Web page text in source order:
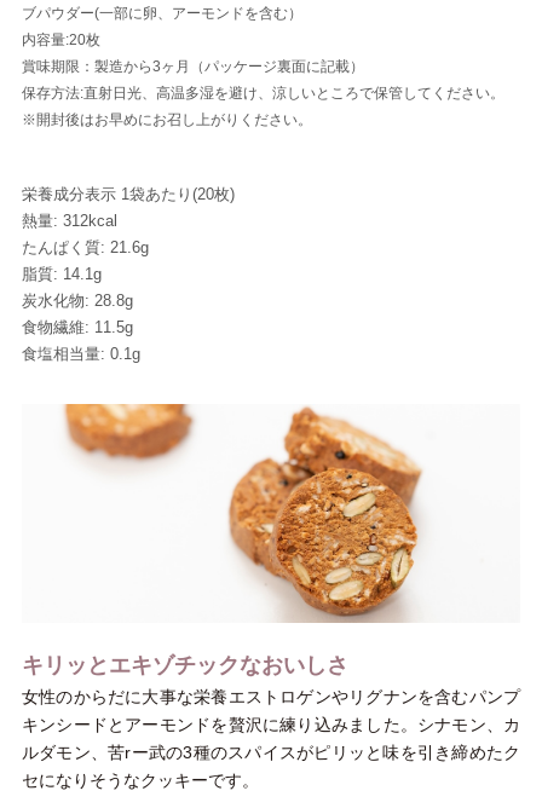
ブパウダー(一部に卵、アーモンドを含む）
内容量:20枚
賞味期限：製造から3ヶ月（パッケージ裏面に記載）
保存方法:直射日光、高温多湿を避け、涼しいところで保管してください。
※開封後はお早めにお召し上がりください。
栄養成分表示 1袋あたり(20枚)
熱量: 312kcal
たんぱく質: 21.6g
脂質: 14.1g
炭水化物: 28.8g
食物繊維: 11.5g
食塩相当量: 0.1g
キリッとエキゾチックなおいしさ
女性のからだに大事な栄養エストロゲンやリグナンを含むパンプ
キンシードとアーモンドを贅沢に練り込みました。シナモン、カ
ルダモン、苦rー武の3種のスパイスがピリッと味を引き締めたク
セになりそうなクッキーです。